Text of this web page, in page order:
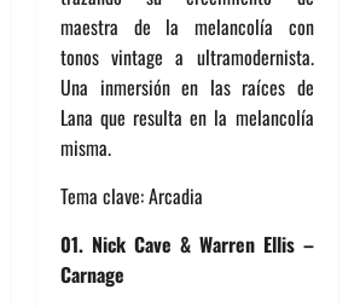
maestra de la melancolía con
tonos vintage a ultramodernista.
Una inmersión en las raíces de
Lana que resulta en la melancolía
misma.
Tema clave: Arcadia
01. Nick Cave & Warren Ellis –
Carnage